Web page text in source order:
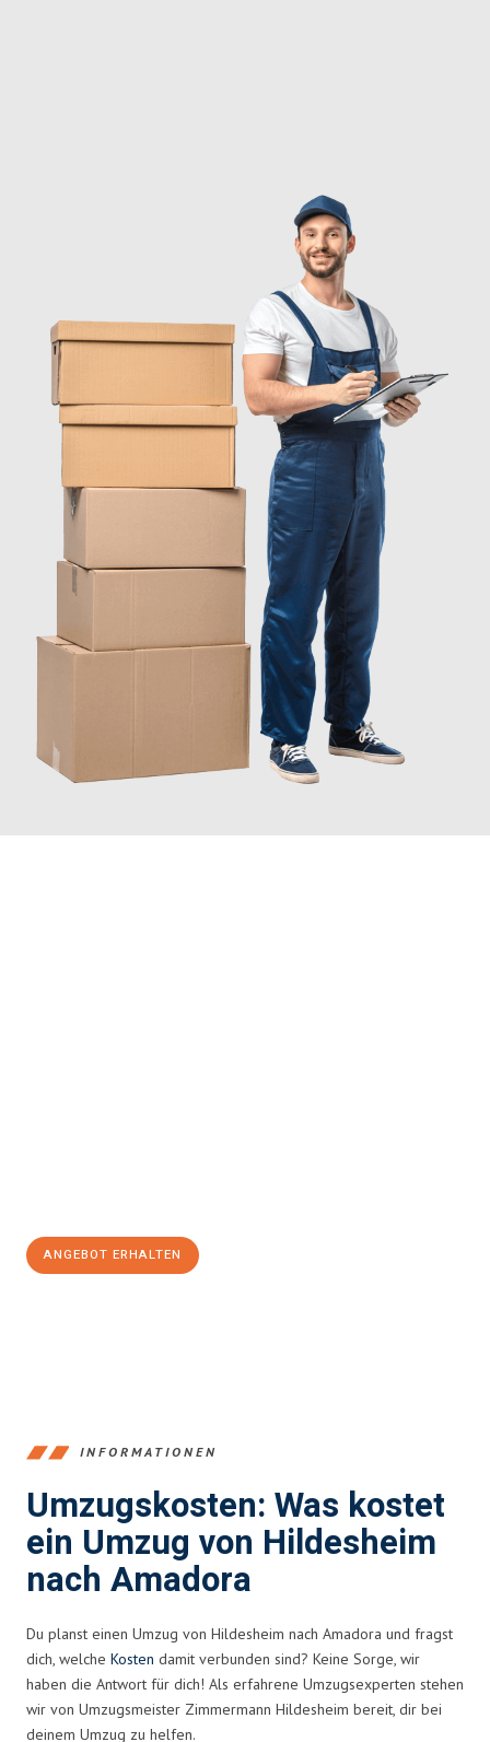
ANGEBOT ERHALTEN
INFORMATIONEN
Umzugskosten: Was kostet
ein Umzug von Hildesheim
nach Amadora
Du planst einen Umzug von Hildesheim nach Amadora und fragst
dich, welche Kosten damit verbunden sind? Keine Sorge, wir
haben die Antwort für dich! Als erfahrene Umzugsexperten stehen
wir von Umzugsmeister Zimmermann Hildesheim bereit, dir bei
deinem Umzug zu helfen.